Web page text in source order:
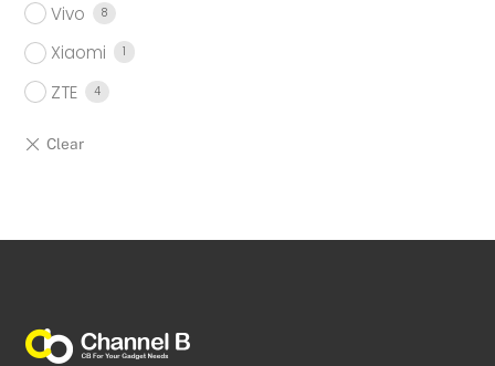
Vivo 8
Xiaomi 1
ZTE 4